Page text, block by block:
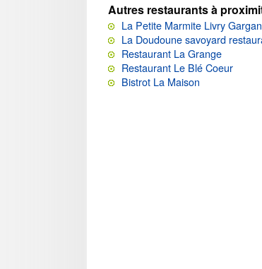
Autres restaurants à
La Petite Marmite Livry Gargan
La Doudoune savoyard
Restaurant La Grange
Restaurant Le Blé Coeur
Bistrot La Maison